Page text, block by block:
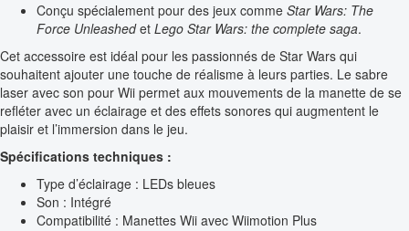
Conçu spécialement pour des jeux comme Star Wars: The
Force Unleashedet Lego Star Wars: the complete saga.
Cet accessoire est idéal pour les passionnés de Star Wars qui
souhaitent ajouter une touche de réalisme à leurs parties. Le sabre
laser avec son pour Wii permet aux mouvements de la manette de se
refléter avec un éclairage et des effets sonores qui augmentent le
plaisir et l’immersion dans le jeu.
Spécifications techniques :
Type d’éclairage : LEDs bleues
Son : Intégré
Compatibilité : Manettes Wii avec Wiimotion Plus